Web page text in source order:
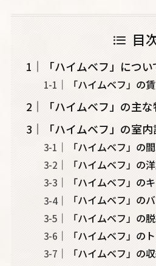
目
「ハイムベフ」につい
「ハイムベフ」の
「ハイムベフ」の主
「ハイムベフ」の室
「ハイムベフ」の
「ハイムベフ」の
「ハイムベフ」の
「ハイムベフ」の
「ハイムベフ」の
「ハイムベフ」の
「ハイムベフ」の